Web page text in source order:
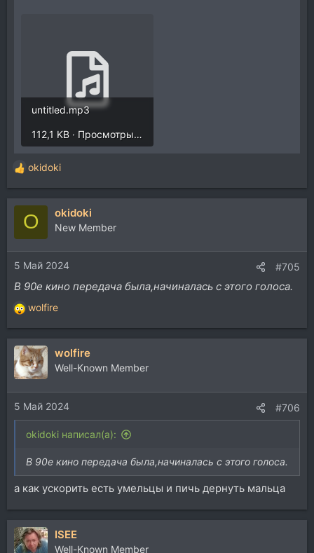
untitled.mp3
112,1 KB · Просмотры: 912
Р
е
а
и
и
:
okidoki
O okidoki
New Member
5 Май 2024 #705
В 90е кино передача была,начиналась с этого голоса.
Р
е
а
к
ц
и
и
:
wolfire
wolfire
Well-Known Member
5 Май 2024 #706
okidoki написал(а):
В 90е кино передача была,начиналась с этого голоса.
а как ускорить есть умельцы и пичь дернуть мальца
ISEE
Well-Known Member